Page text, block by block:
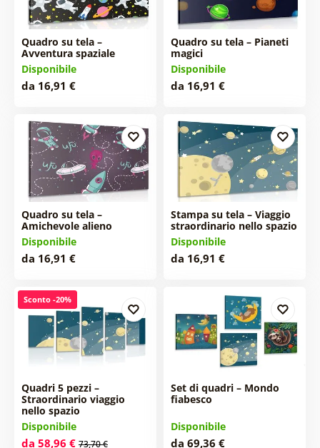
Quadro su tela –
Avventura spaziale
Disponibile
da 16,91 €
Quadro su tela – Pianeti
magici
Disponibile
da 16,91 €
Quadro su tela –
Amichevole alieno
Disponibile
da 16,91 €
Stampa su tela – Viaggio
straordinario nello spazio
Disponibile
da 16,91 €
Sconto -20%
Quadri 5 pezzi –
Straordinario viaggio
nello spazio
Disponibile
da 58,96 € 73,70 €
Set di quadri – Mondo
fiabesco
Disponibile
da 69,36 €